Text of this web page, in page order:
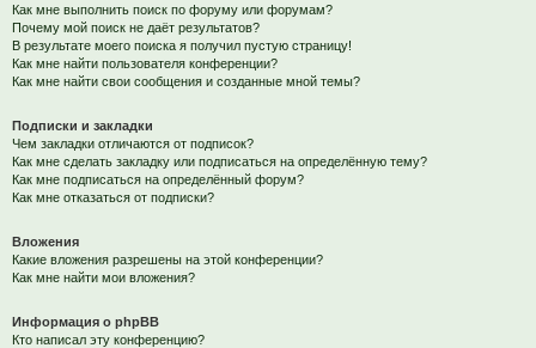
Как мне выполнить поиск по форуму или форумам?
Почему мой поиск не даёт результатов?
В результате моего поиска я получил пустую страницу!
Как мне найти пользователя конференции?
Как мне найти свои сообщения и созданные мной темы?
Подписки и закладки
Чем закладки отличаются от подписок?
Как мне сделать закладку или подписаться на определённую тему?
Как мне подписаться на определённый форум?
Как мне отказаться от подписки?
Вложения
Какие вложения разрешены на этой конференции?
Как мне найти мои вложения?
Информация о phpBB
Кто написал эту конференцию?